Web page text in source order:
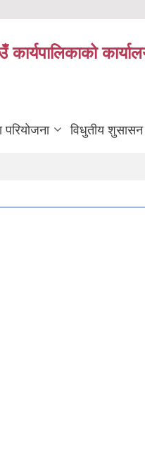
कार्यपालिकाको
परियोजना विधुतीय शुसासन